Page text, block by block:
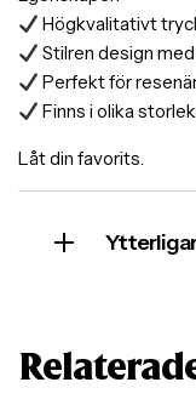
Högkvalitativt
Stilren design
Perfekt för
Finns i olika
Låt din favorits.